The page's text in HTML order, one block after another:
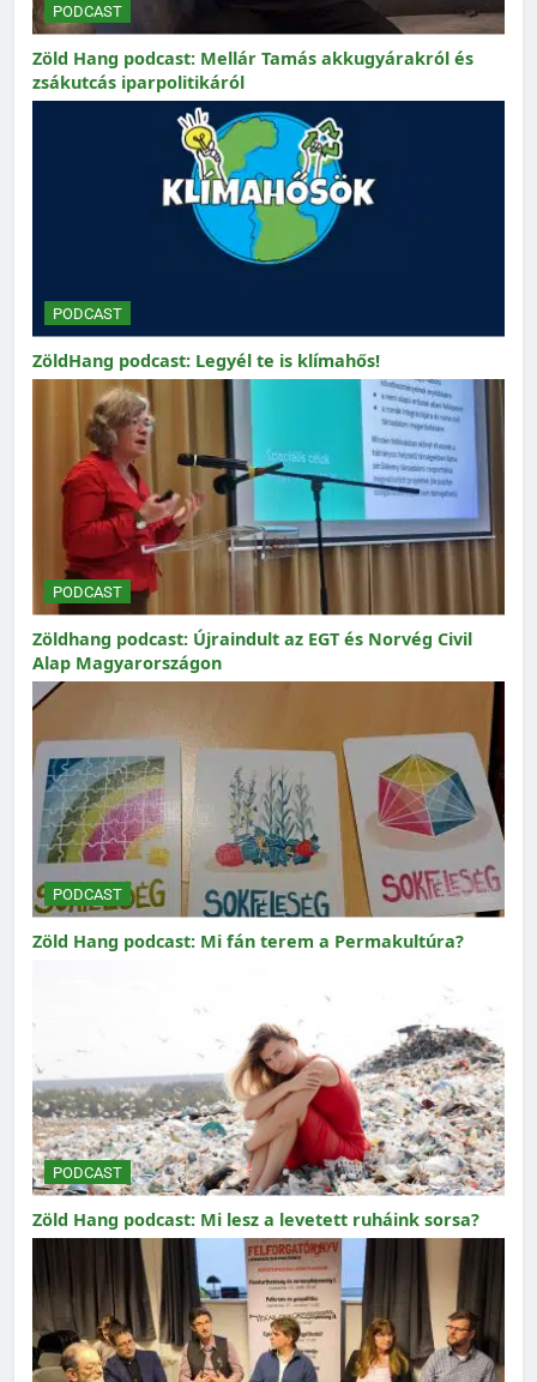
PODCAST
Zöld Hang podcast: Mellár Tamás akkugyárakról és
zsákutcás iparpolitikáról
PODCAST
ZöldHang podcast: Legyél te is klímahős!
PODCAST
Zöldhang podcast: Újraindult az EGT és Norvég Civil
Alap Magyarországon
PODCAST
Zöld Hang podcast: Mi fán terem a Permakultúra?
PODCAST
Zöld Hang podcast: Mi lesz a levetett ruháink sorsa?